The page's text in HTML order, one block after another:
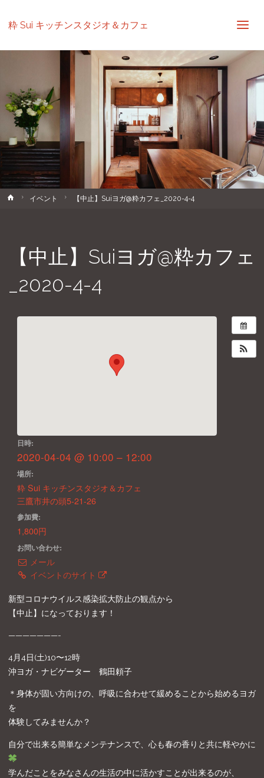
粋 Sui キッチンスタジオ＆カフェ
ホ
イベント 【中止】Suiヨガ@粋カフェ_2020-4-4
【中止】Suiヨガ@粋カフェ
_2020-4-4
日時:
2020-04-04 @ 10:00 – 12:00
場所:
粋 Sui キッチンスタジオ＆カフェ
三鷹市井の頭5-21-26
参加費:
1,800円
お問い合わせ:
メール
イベントのサイト
新型コロナウイルス感染拡大防止の観点から
【中止】になっております！
———————-
4月4日(土)10〜12時
沖ヨガ・ナビゲーター 鶴田頼子
＊身体が固い方向けの、呼吸に合わせて緩めることから始めるヨガ
を
体験してみませんか？
自分で出来る簡単なメンテナンスで、心も春の香りと共に軽やかに
学んだことをみなさんの生活の中に活かすことが出来るのが、